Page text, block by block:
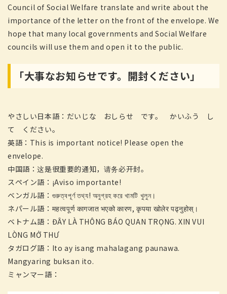
Council of Social Welfare translate and write about the
importance of the letter on the front of the envelope. We
hope that many local governments and Social Welfare
councils will use them and open it to the public.
「大事なお知らせです。開封ください」
やさしい日本語：だいじな おしらせ です。 かいふう し
て ください。
英語：This is important notice! Please open the
envelope.
中国語：这是很重要的通知，请务必开封。
スペイン語：¡Aviso importante!
ベンガル語：গুরুত্বপূর্ণ তথ্য! অনুগ্রহ করে খামটি খুলুন।
ネパール語：महत्वपूर्ण कागजात भएको कारण, कृपया खोलेर पढ्नुहोस्।
ベトナム語：ĐÂY LÀ THÔNG BÁO QUAN TRỌNG. XIN VUI
LÒNG MỞ THƯ
タガログ語：Ito ay isang mahalagang paunawa.
Mangyaring buksan ito.
ミャンマー語：